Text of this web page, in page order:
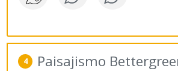
4 Paisajismo